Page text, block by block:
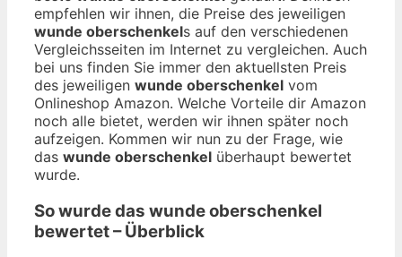
empfehlen wir ihnen, die Preise des jeweiligen
wunde oberschenkels auf den verschiedenen
Vergleichsseiten im Internet zu vergleichen. Auch
bei uns finden Sie immer den aktuellsten Preis
des jeweiligen wunde oberschenkel vom
Onlineshop Amazon. Welche Vorteile dir Amazon
noch alle bietet, werden wir ihnen später noch
aufzeigen. Kommen wir nun zu der Frage, wie
das wunde oberschenkel überhaupt bewertet
wurde.
So wurde das wunde oberschenkel
bewertet – Überblick